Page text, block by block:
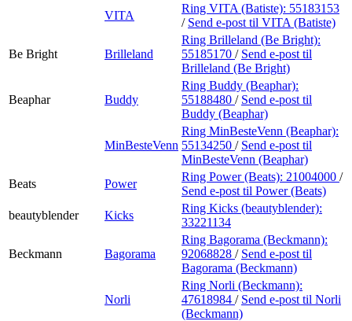
VITA
Ring VITA (Batiste): 55183153
/ Send e-post til VITA (Batiste)
Be Bright Brilleland
Ring Brilleland (Be Bright):
55185170 / Send e-post til
Brilleland (Be Bright)
Beaphar Buddy
Ring Buddy (Beaphar):
55188480 / Send e-post til
Buddy (Beaphar)
MinBesteVenn
Ring MinBesteVenn (Beaphar):
55134250 / Send e-post til
MinBesteVenn (Beaphar)
Beats
Power
Ring Power (Beats): 21004000 /
Send e-post til Power (Beats)
beautyblender
Kicks
Ring Kicks (beautyblender):
33221134
Beckmann Bagorama
Ring Bagorama (Beckmann):
92068828 / Send e-post til
Bagorama (Beckmann)
Norli
Ring Norli (Beckmann):
47618984 / Send e-post til Norli
(Beckmann)